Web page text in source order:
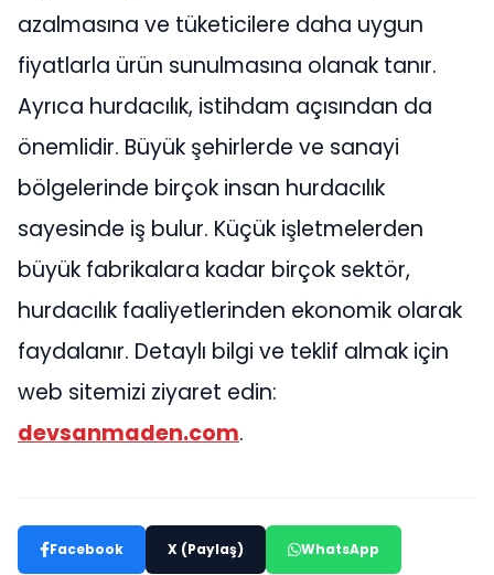
azalmasına ve tüketicilere daha uygun
fiyatlarla ürün sunulmasına olanak tanır.
Ayrıca hurdacılık, istihdam açısından da
önemlidir. Büyük şehirlerde ve sanayi
bölgelerinde birçok insan hurdacılık
sayesinde iş bulur. Küçük işletmelerden
büyük fabrikalara kadar birçok sektör,
hurdacılık faaliyetlerinden ekonomik olarak
faydalanır. Detaylı bilgi ve teklif almak için
web sitemizi ziyaret edin:
devsanmaden.com.
Facebook X (Paylaş) WhatsApp